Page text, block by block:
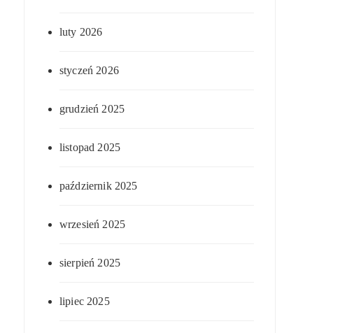
luty 2026
styczeń 2026
grudzień 2025
listopad 2025
październik 2025
wrzesień 2025
sierpień 2025
lipiec 2025